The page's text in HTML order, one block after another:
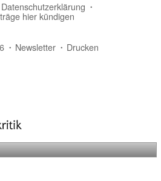
Datenschutzerklärung
hier kündigen
Newsletter Drucken